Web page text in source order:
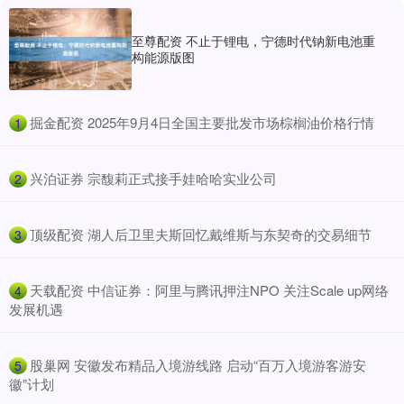
至尊配资 不止于锂电，宁德时代钠新电池重
构能源版图
1 ​掘金配资 2025年9月4日全国主要批发市场棕榈油价格行情
2 ​兴泊证券 宗馥莉正式接手娃哈哈实业公司
3 ​顶级配资 湖人后卫里夫斯回忆戴维斯与东契奇的交易细节
4 ​天载配资 中信证券：阿里与腾讯押注NPO 关注Scale up网络
发展机遇
5 ​股巢网 安徽发布精品入境游线路 启动“百万入境游客游安
徽”计划